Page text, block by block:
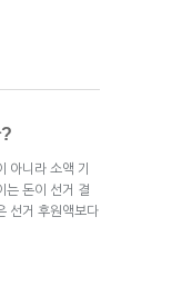
아니라 소액 기
는 돈이 선거 결
선거 후원액보다